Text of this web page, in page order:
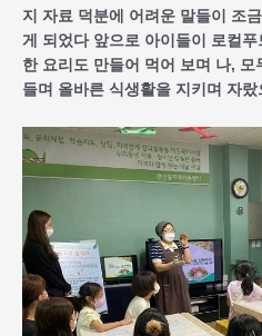
지 자료 덕분에 어려운 말들이 조
게 되었다 앞으로 아이들이 로컬
한 요리도 만들어 먹어 보며 나,
들며 올바른 식생활을 지키며 자랐